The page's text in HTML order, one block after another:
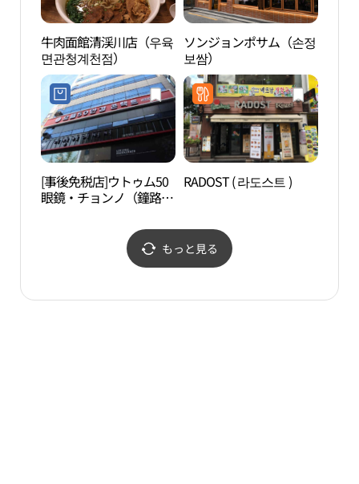
牛肉面館清渓川店（우육
면관청계천점）
ソンジョンポサム（손정
보쌈）
[事後免税店]ウトゥム50
眼鏡・チョンノ（鐘路）
RADOST ( 라도스트 )
もっと見る